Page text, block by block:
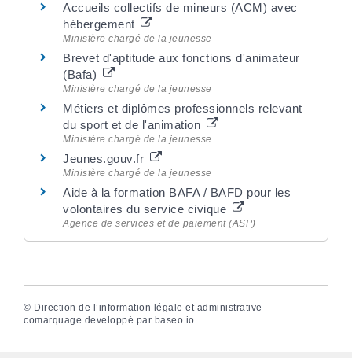
Accueils collectifs de mineurs (ACM) avec
hébergement
Ministère chargé de la jeunesse
Brevet d'aptitude aux fonctions d'animateur
(Bafa)
Ministère chargé de la jeunesse
Métiers et diplômes professionnels relevant
du sport et de l'animation
Ministère chargé de la jeunesse
Jeunes.gouv.fr
Ministère chargé de la jeunesse
Aide à la formation BAFA / BAFD pour les
volontaires du service civique
Agence de services et de paiement (ASP)
© Direction de l’information légale et administrative
comarquage developpé par baseo.io